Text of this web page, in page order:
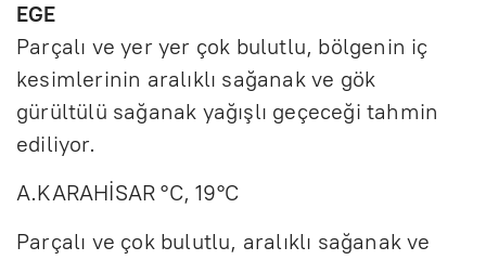
EGE
Parçalı ve yer yer çok bulutlu, bölgenin iç
kesimlerinin aralıklı sağanak ve gök
gürültülü sağanak yağışlı geçeceği tahmin
ediliyor.
A.KARAHİSAR °C, 19°C
Parçalı ve çok bulutlu, aralıklı sağanak ve